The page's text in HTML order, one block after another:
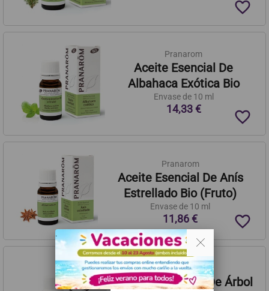
favorite_border
Pranarom
Aceite Esencial De
Albahaca Exótica Bio
Envase de 10 ml
14,33 € favorite_border
Pranarom
Aceite Esencial De Anís
Estrellado Bio (Fruto)
Envase de 10 ml
11,86 € favorite_border
Pranarom
Aceite Esencial De Árbol
. .